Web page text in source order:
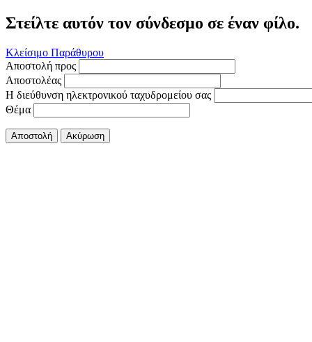
Στείλτε αυτόν τον σύνδεσμο σε έναν φίλο.
Κλείσιμο Παράθυρου
Αποστολή προς
Αποστολέας
Η διεύθυνση ηλεκτρονικού ταχυδρομείου σας
Θέμα
Αποστολή Ακύρωση